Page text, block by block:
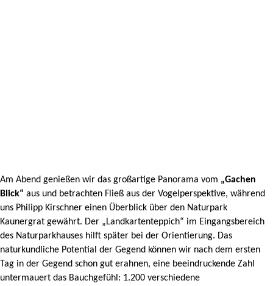
Am Abend genießen wir das großartige Panorama vom „Gachen
Blick“ aus und betrachten Fließ aus der Vogelperspektive, während
uns Philipp Kirschner einen Überblick über den Naturpark
Kaunergrat gewährt. Der „Landkartenteppich“ im Eingangsbereich
des Naturparkhauses hilft später bei der Orientierung. Das
naturkundliche Potential der Gegend können wir nach dem ersten
Tag in der Gegend schon gut erahnen, eine beeindruckende Zahl
untermauert das Bauchgefühl: 1.200 verschiedene